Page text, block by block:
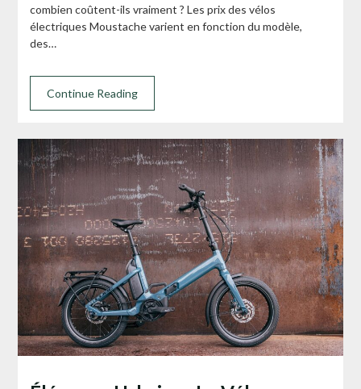
combien coûtent-ils vraiment ? Les prix des vélos
électriques Moustache varient en fonction du modèle,
des…
Continue Reading